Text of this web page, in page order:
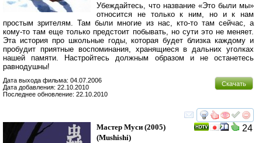
Убеждайтесь, что название «Это были мы»
относится не только к ним, но и к нам
простым зрителям. Там были многие из нас, кто-то там сейчас, а
кому-то там еще только предстоит побывать, но сути это не меняет.
Эта история про школьные годы, которая будет близка каждому и
пробудит приятные воспоминания, хранящиеся в дальних уголках
нашей памяти. Настройтесь должным образом и не останетесь
равнодушны!
Скачать
Дата выхода фильма: 04.07.2006
Дата добавления: 22.10.2010
Последнее обновление: 22.10.2010
смотреть
24
Мастер Муси (2005)
(Mushishi)